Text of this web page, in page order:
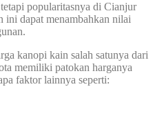
popularitasnya di Cianjur
ini dapat menambahkan nilai
kanopi kain salah satunya dari
memiliki patokan harganya
faktor lainnya seperti: